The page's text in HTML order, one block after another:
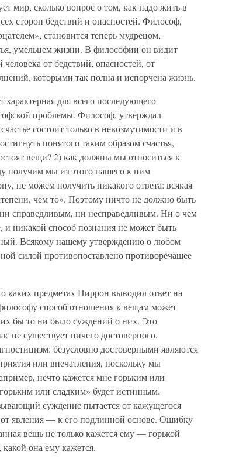
мир, сколько вопрос о том, как надо жить в
сторон бедствий и опасностей. Философ,
становится теперь мудрецом,
умельцем жизни. В философии он видит
от бедствий, опасностей, от
которыми так полна и испорчена жизнь.
для всего последующего
проблемы. Философ, утверждал
состоит только в невозмутимости и в
понятого таким образом счастья,
вещи? 2) как должны мы относиться к
получим мы из этого нашего к ним
не можем получить никакого ответа: всякая
чем то». Поэтому ничто не должно быть
справедливым, ни несправедливым. Ни о чем
и никакой способ познания не может быть
Всякому нашему утверждению о любом
силой противопоставлено противоречащее
каких предметах Пиррон выводил ответ на
способ отношения к вещам может
бы то ни было суждений о них. Это
не существует ничего достоверного.
безусловно достоверными являются
или впечатления, поскольку мы
нечто кажется мне горьким или
или сладким» будет истинным.
суждение пытается от кажущегося
от явления — к его подлинной основе. Ошибку
вещь не только кажется ему — горькой
она ему кажется.